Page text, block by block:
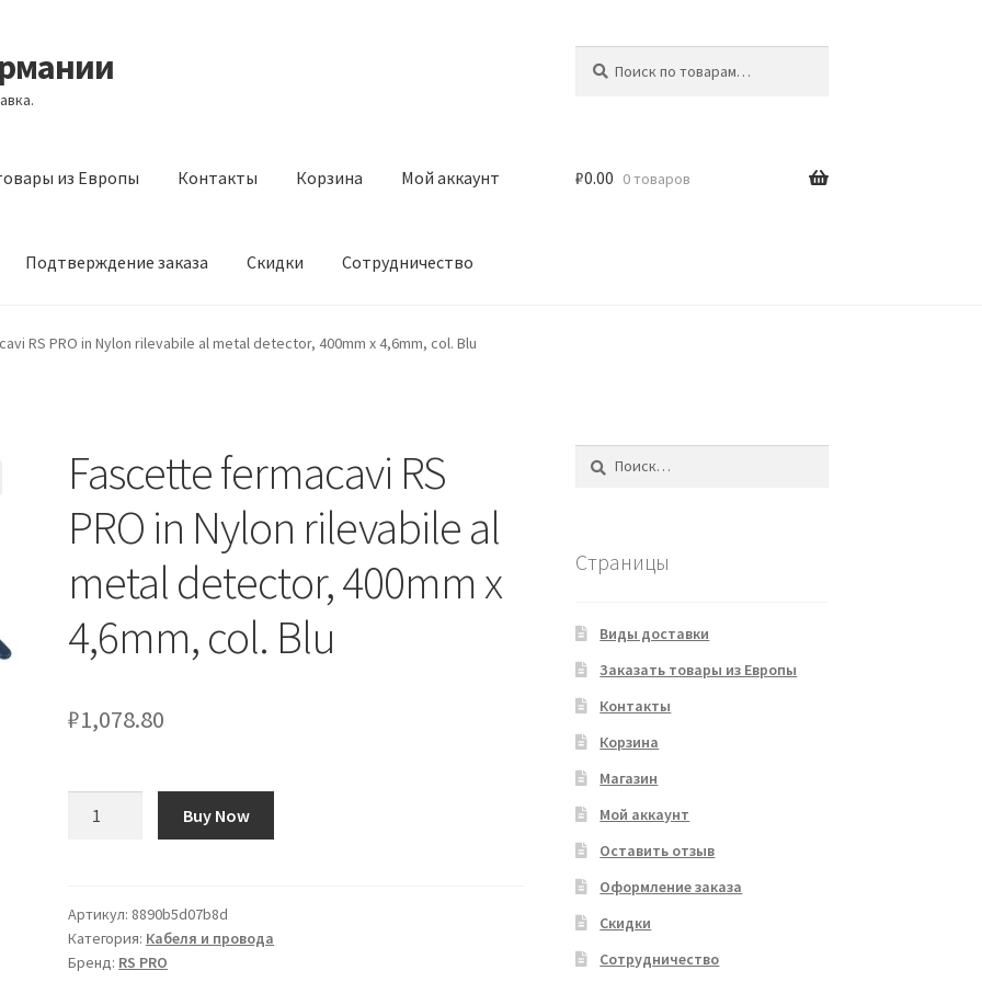
из Европы Контакты Корзина Мой аккаунт
Подтверждение заказа Скидки Сотрудничество
ЕвропыКонтакты Корзина Мой аккаунтОставить отзыв
₽0.00 0 товаров
RS PRO in Nylon rilevabile al metal detector, 400mm x 4,6mm, col. Blu
Fascette fermacavi RS
PRO in Nylon rilevabile al
metal detector, 400mm x
4,6mm, col. Blu
₽1,078.80
RS
PRO
in
Buy Now
Артикул: 8890b5d07b8d
Категория: Кабеля и провода
Бренд: RS PRO
Страницы
Виды доставки
Заказать товары из Европы
Контакты
Корзина
Магазин
Мой аккаунт
Оставить отзыв
Оформление заказа
Скидки
Сотрудничество